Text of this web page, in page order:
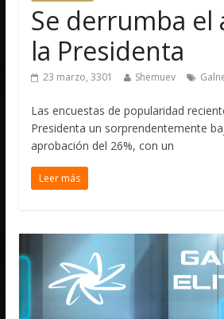
Se derrumba el
la Presidenta
23 marzo, 3301 Shemuev
Las encuestas de popularidad
Presidenta un sorprendentemente
aprobación del 26%, con un
Leer más